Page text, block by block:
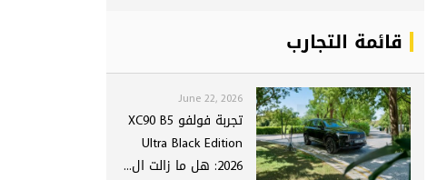
قائمة التجارب
June 22, 2026
تجربة فولفو XC90 B5
Ultra Black Edition
2026: هل ما زالت ال...